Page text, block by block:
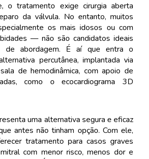
o tratamento exige cirurgia aberta
da válvula. No entanto, muitos
os mais idosos ou com
— não são candidatos ideais
de abordagem. É aí que entra o
percutânea, implantada via
de hemodinâmica, com apoio de
como o ecocardiograma 3D
uma alternativa segura e eficaz
antes não tinham opção. Com ele,
tratamento para casos graves
com menor risco, menos dor e